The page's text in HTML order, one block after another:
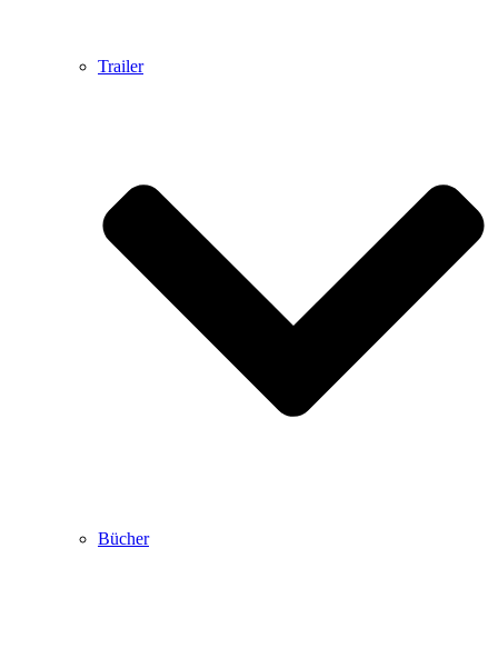
Trailer
Bücher